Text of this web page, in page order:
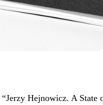
“Jerzy Hejnowicz. A State